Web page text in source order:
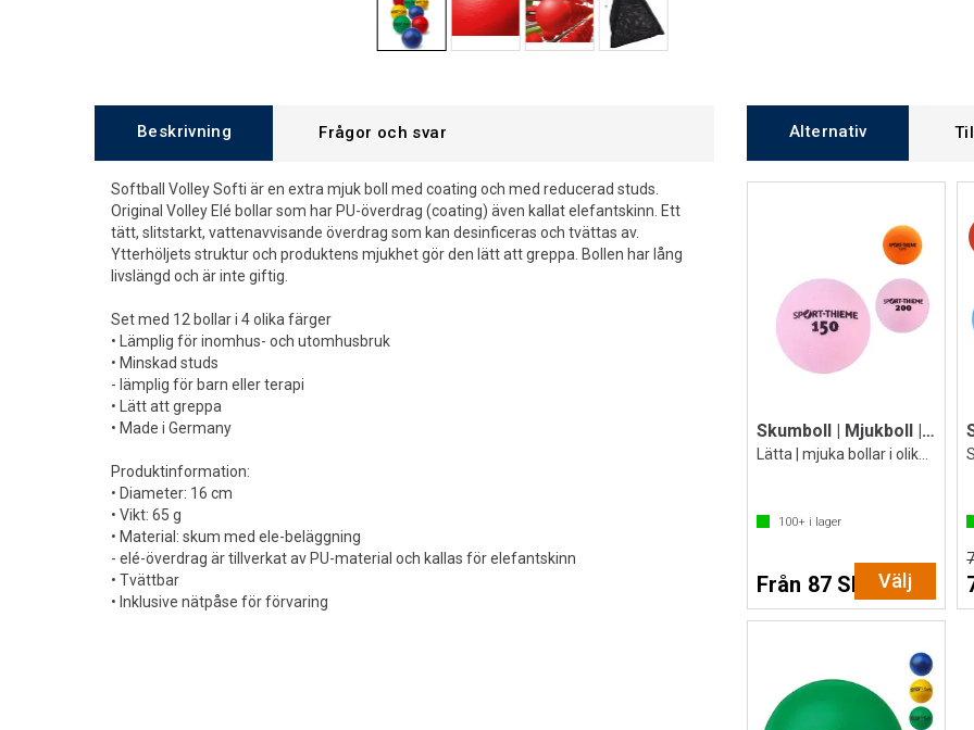
Beskrivning Frågor och svar
Softball Volley Softi är en extra mjuk boll med coating och med reducerad studs.
Original Volley Elé bollar som har PU-överdrag (coating) även kallat elefantskinn. Ett
tätt, slitstarkt, vattenavvisande överdrag som kan desinficeras och tvättas av.
Ytterhöljets struktur och produktens mjukhet gör den lätt att greppa. Bollen har lång
livslängd och är inte giftig.
Set med 12 bollar i 4 olika färger
• Lämplig för inomhus- och utomhusbruk
• Minskad studs
- lämplig för barn eller terapi
• Lätt att greppa
• Made i Germany
Produktinformation:
• Diameter: 16 cm
• Vikt: 65 g
• Material: skum med ele-beläggning
- elé-överdrag är tillverkat av PU-material och kallas för elefantskinn
• Tvättbar
• Inklusive nätpåse för förvaring
Alternativ
Skumboll | Mjukboll | Foamball
100+ i lager
Från 87 SEK Välj